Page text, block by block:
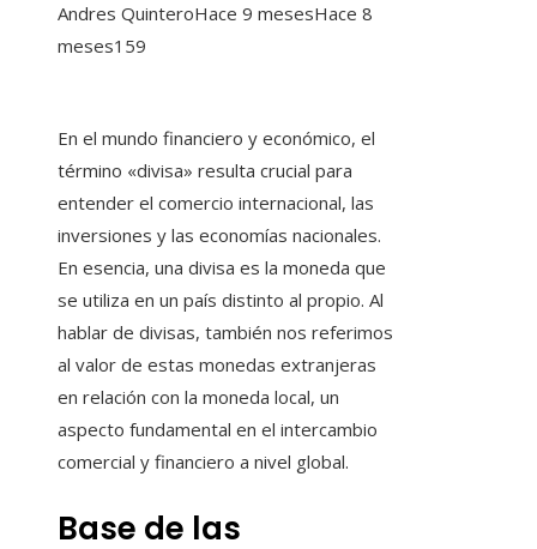
Andres QuinteroHace 9 mesesHace 8
meses159
En el mundo financiero y económico, el
término «divisa» resulta crucial para
entender el comercio internacional, las
inversiones y las economías nacionales.
En esencia, una divisa es la moneda que
se utiliza en un país distinto al propio. Al
hablar de divisas, también nos referimos
al valor de estas monedas extranjeras
en relación con la moneda local, un
aspecto fundamental en el intercambio
comercial y financiero a nivel global.
Base de las